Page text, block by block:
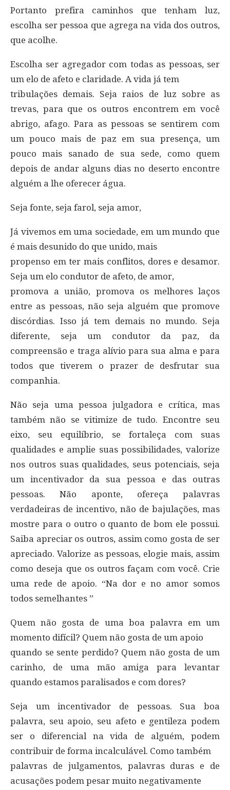
Portanto prefira caminhos que tenham luz,
escolha ser pessoa que agrega na vida dos outros,
que acolhe.
Escolha ser agregador com todas as pessoas, ser
um elo de afeto e claridade. A vida já tem
tribulações demais. Seja raios de luz sobre as
trevas, para que os outros encontrem em você
abrigo, afago. Para as pessoas se sentirem com
um pouco mais de paz em sua presença, um
pouco mais sanado de sua sede, como quem
depois de andar alguns dias no deserto encontre
alguém a lhe oferecer água.
Seja fonte, seja farol, seja amor,
Já vivemos em uma sociedade, em um mundo que
é mais desunido do que unido, mais
propenso em ter mais conflitos, dores e desamor.
Seja um elo condutor de afeto, de amor,
promova a união, promova os melhores laços
entre as pessoas, não seja alguém que promove
discórdias. Isso já tem demais no mundo. Seja
diferente, seja um condutor da paz, da
compreensão e traga alívio para sua alma e para
todos que tiverem o prazer de desfrutar sua
companhia.
Não seja uma pessoa julgadora e crítica, mas
também não se vitimize de tudo. Encontre seu
eixo, seu equilíbrio, se fortaleça com suas
qualidades e amplie suas possibilidades, valorize
nos outros suas qualidades, seus potenciais, seja
um incentivador da sua pessoa e das outras
pessoas. Não aponte, ofereça palavras
verdadeiras de incentivo, não de bajulações, mas
mostre para o outro o quanto de bom ele possui.
Saiba apreciar os outros, assim como gosta de ser
apreciado. Valorize as pessoas, elogie mais, assim
como deseja que os outros façam com você. Crie
uma rede de apoio. “Na dor e no amor somos
todos semelhantes ”
Quem não gosta de uma boa palavra em um
momento difícil? Quem não gosta de um apoio
quando se sente perdido? Quem não gosta de um
carinho, de uma mão amiga para levantar
quando estamos paralisados e com dores?
Seja um incentivador de pessoas. Sua boa
palavra, seu apoio, seu afeto e gentileza podem
ser o diferencial na vida de alguém, podem
contribuir de forma incalculável. Como também
palavras de julgamentos, palavras duras e de
acusações podem pesar muito negativamente